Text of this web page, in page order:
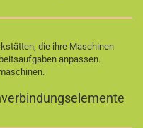
die ihre Maschinen
anpassen.
.